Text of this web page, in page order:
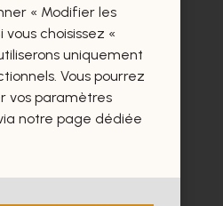
aussi.
« Modifier les
choisissez «
uniquement
Vous pourrez
vos paramètres
notre page dédiée